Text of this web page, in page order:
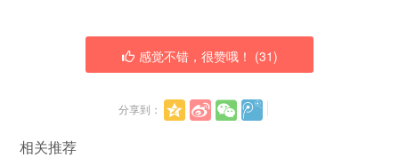
感觉不错，很赞哦！ (31)
分享到：
相关推荐